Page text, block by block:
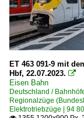
ET 463 091-9 mit
Hbf, 22.07.2023. 
Eisen Bahn
Deutschland /
Regionalzüge
Elektrotriebzüge | 94